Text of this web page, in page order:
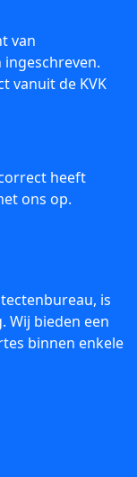
van
vanuit de KVK
heeft
ons op.
is
Wij bieden een
binnen enkele